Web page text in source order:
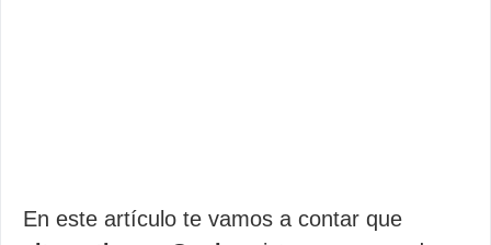
En este artículo te vamos a contar que